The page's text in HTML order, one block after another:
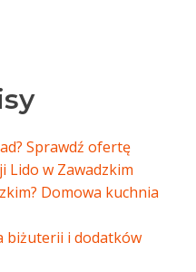
Sprawdź ofertę
Lido w Zawadzkim
Domowa kuchnia
biżuterii i dodatków